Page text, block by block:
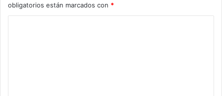
obligatorios están marcados con *